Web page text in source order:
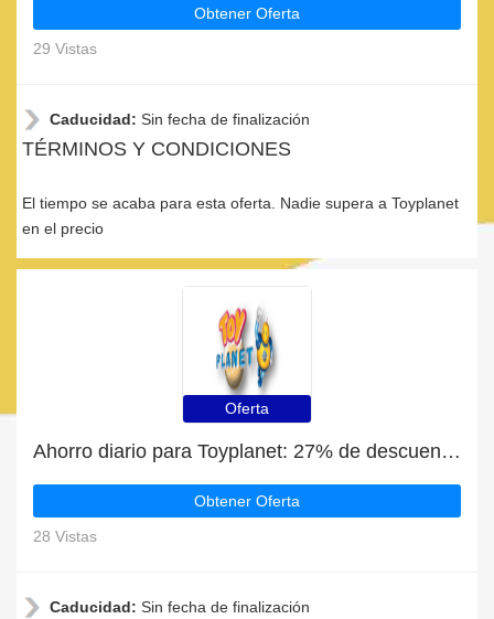
Obtener Oferta
29 Vistas
Caducidad: Sin fecha de finalización
TÉRMINOS Y CONDICIONES
El tiempo se acaba para esta oferta. Nadie supera a Toyplanet
en el precio
Oferta
Ahorro diario para Toyplanet: 27% de descuento, regalos y más
Obtener Oferta
28 Vistas
Caducidad: Sin fecha de finalización